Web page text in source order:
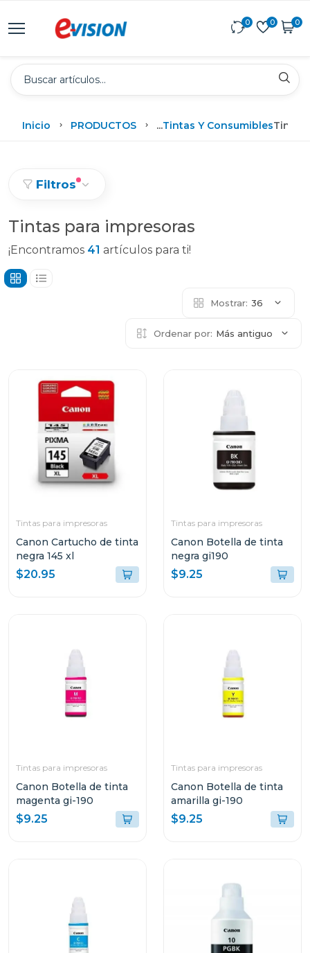
0 0 0
Inicio PRODUCTOS ...Tintas Y ConsumiblesTintas
Filtros
Tintas para impresoras
¡Encontramos 41 artículos para ti!
Mostrar: 36
Ordenar por: Más antiguo
Tintas para impresoras
Canon Cartucho de tinta
negra 145 xl
$20.95
Tintas para impresoras
Canon Botella de tinta
negra gi190
$9.25
Tintas para impresoras
Canon Botella de tinta
magenta gi-190
$9.25
Tintas para impresoras
Canon Botella de tinta
amarilla gi-190
$9.25